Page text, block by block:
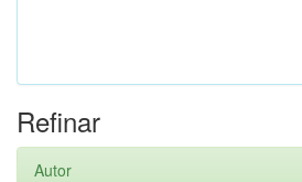
Refinar
Autor